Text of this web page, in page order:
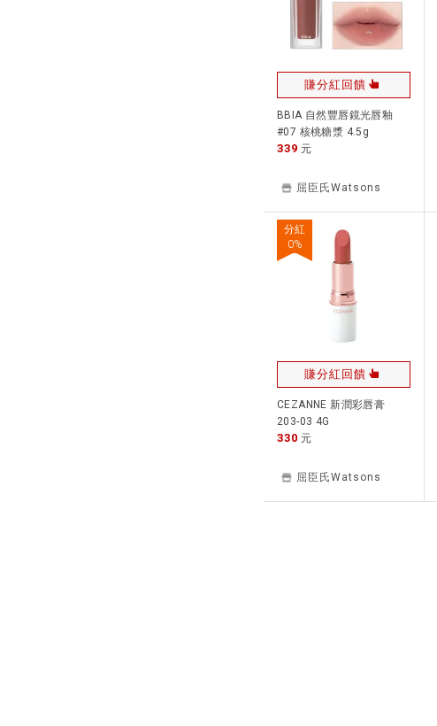
賺分紅回饋
BBIA 自然豐唇鏡光唇釉
#07 核桃糖漿 4.5g
339 元
屈臣氏Watsons
分紅
0%
賺分紅回饋
CEZANNE 新潤彩唇膏
203-03 4G
330 元
屈臣氏Watsons